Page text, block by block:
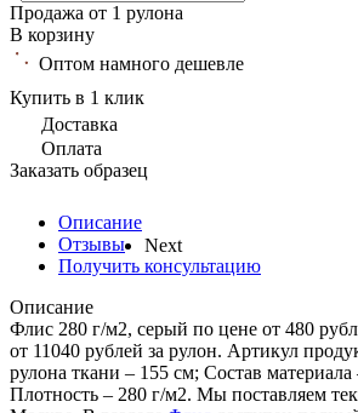
Next
Продажа от 1 рулона
В корзину
Оптом намного дешевле
Купить в 1 клик
Доставка
Оплата
Заказать образец
Описание
Отзывы
Получить консультацию
Описание
Флис 280 г/м2, серый по цене от 480
от 11040 рублей за рулон. Артикул
рулона ткани – 155 см; Состав материала
Плотность – 280 г/м2. Мы поставляем